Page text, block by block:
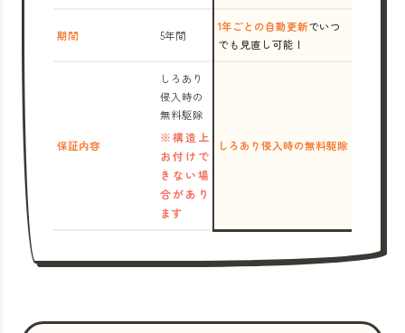
期間 5年間
1年ごとの自動更新でいつ
でも見直し可能！
保証内容
しろあり
侵入時の
無料駆除
※構造上
お付けで
きない場
合があり
ます
しろあり侵入時の無料駆除